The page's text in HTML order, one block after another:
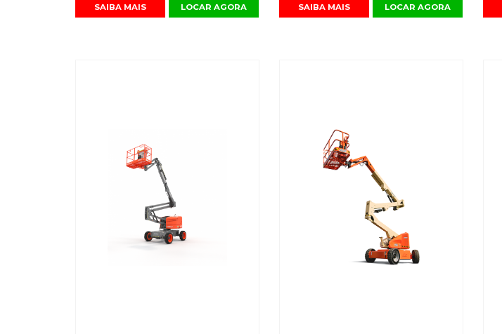
SAIBA MAIS LOCAR AGORA SAIBA MAIS LOCAR AGORA